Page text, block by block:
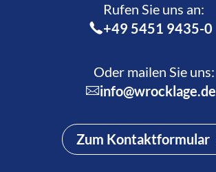
Rufen Sie uns an:­
+49 5451 9435-0
Oder mailen Sie uns:
info@wrocklage.de
Zum Kontaktformular